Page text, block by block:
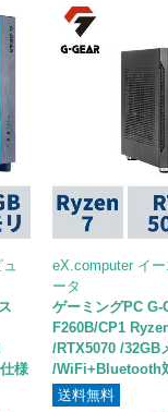
様
eX.computer イ
ータ
ゲーミングPC
F260B/CP1
/RTX5070 /32GB
/WiFi+Bluetooth
送料無料